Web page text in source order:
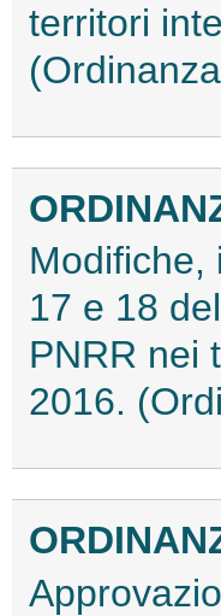
territori
Modifiche,
17 e 18
PNRR nei
2016.